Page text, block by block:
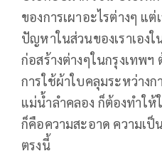
ของการเผาอะไรต่างๆ แ
ปัญหาในส่วนของเราเอง
ก่อสร้างต่างๆในกรุงเทพฯ
การใช้ผ้าใบคลุมระหว่างก
แม่น้ำลำคลอง ก็ต้องทำใ
ก็คือความสะอาด ความเ
ตรงนี้